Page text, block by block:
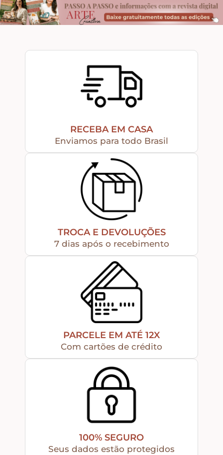
Colas
Puxadores e Fechos
Dobradiças – Ganchos – Diversos
RECEBA EM CASA
Enviamos para todo Brasil
TROCA E DEVOLUÇÕES
7 dias após o recebimento
PARCELE EM ATÉ 12X
Com cartões de crédito
100% SEGURO
Seus dados estão protegidos